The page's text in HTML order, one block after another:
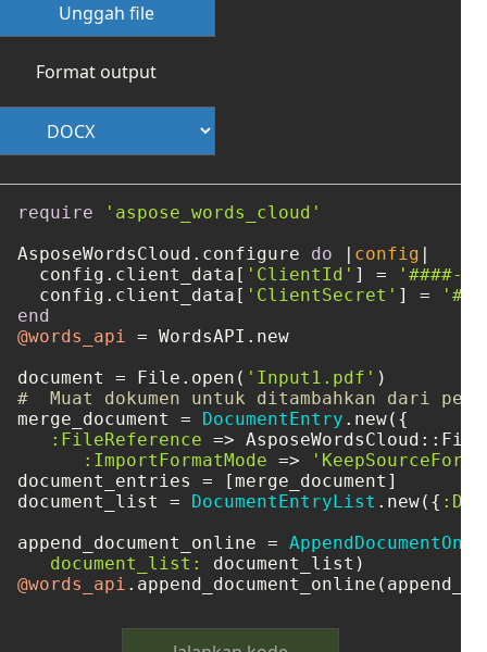
Unggah file
Format output
require
'aspose_words_cloud'
AsposeWordsCloud.configure do | config |
  config.client_data[
'ClientId' ] =
'####-
  config.client_data[
'ClientSecret' ] =
end
@words_api = WordsAPI.new
document = File.open( 'Input1.pdf'
#  Muat dokumen untuk ditambahkan dari
merge_document = DocumentEntry .new({
:FileReference =>
:ImportFormatMode =>
document_entries = [merge_document]
document_list = DocumentEntryList .new({
append_document_online =
document_list:
@words_api